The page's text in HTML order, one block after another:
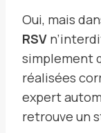
Oui, mais
RSV
simplement
réalisées
expert
retrouve un